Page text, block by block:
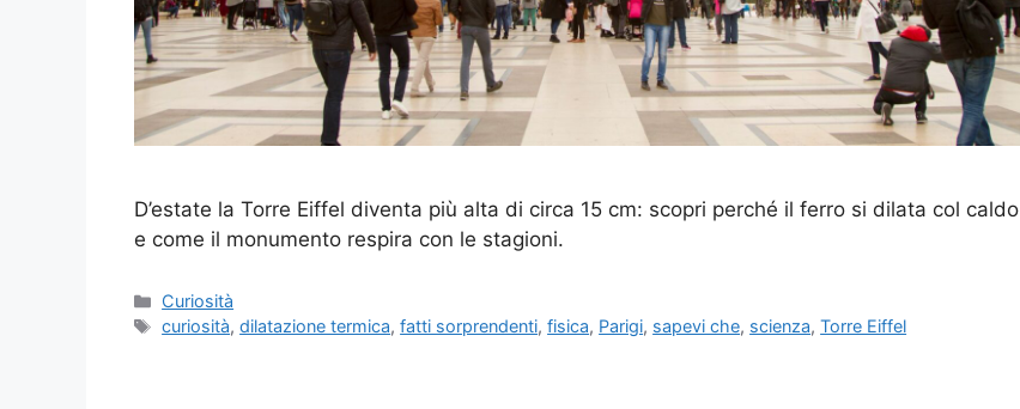
D’estate la Torre Eiffel diventa più alta di circa 15 cm: scopri perché il ferro si dilata col caldo
e come il monumento respira con le stagioni.
Categorie
Curiosità
Tag
curiosità,dilatazione termica,fatti sorprendenti,fisica, Parigi, sapevi che, scienza,Torre Eiffel